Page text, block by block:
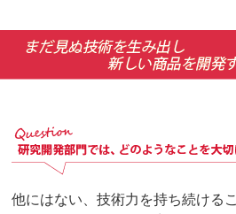
他にはない、技術力を持ち続ける